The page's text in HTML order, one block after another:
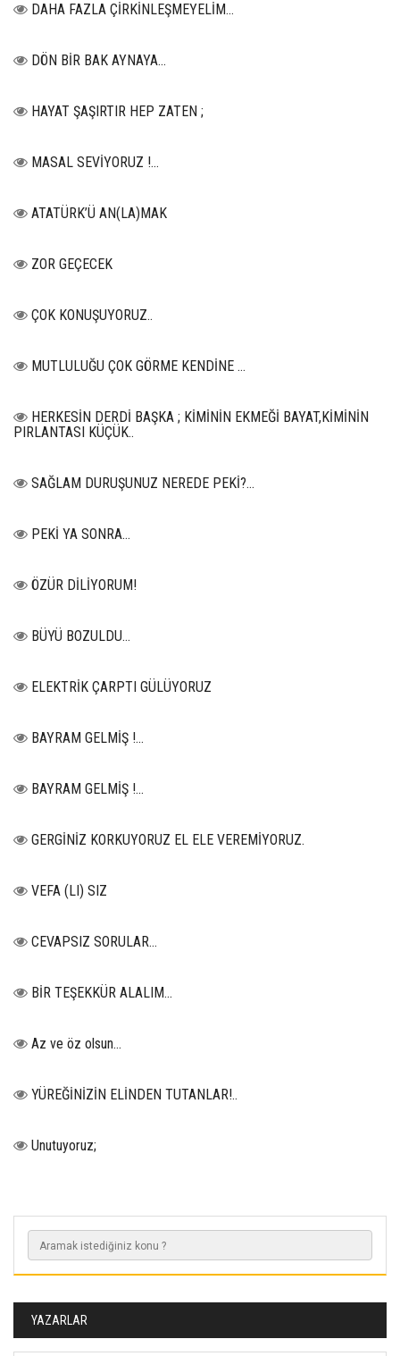
DAHA FAZLA ÇİRKİNLEŞMEYELİM…
DÖN BİR BAK AYNAYA...
HAYAT ŞAŞIRTIR HEP ZATEN ;
MASAL SEVİYORUZ !...
ATATÜRK’Ü AN(LA)MAK
ZOR GEÇECEK
ÇOK KONUŞUYORUZ..
MUTLULUĞU ÇOK GÖRME KENDİNE …
HERKESİN DERDİ BAŞKA ; KİMİNİN EKMEĞİ BAYAT,KİMİNİN
PIRLANTASI KÜÇÜK..
SAĞLAM DURUŞUNUZ NEREDE PEKİ?...
PEKİ YA SONRA…
ÖZÜR DİLİYORUM!
BÜYÜ BOZULDU…
ELEKTRİK ÇARPTI GÜLÜYORUZ
BAYRAM GELMİŞ !...
BAYRAM GELMİŞ !...
GERGİNİZ KORKUYORUZ EL ELE VEREMİYORUZ.
VEFA (LI) SIZ
CEVAPSIZ SORULAR…
BİR TEŞEKKÜR ALALIM...
Az ve öz olsun…
YÜREĞİNİZİN ELİNDEN TUTANLAR!..
Unutuyoruz;
YAZARLAR